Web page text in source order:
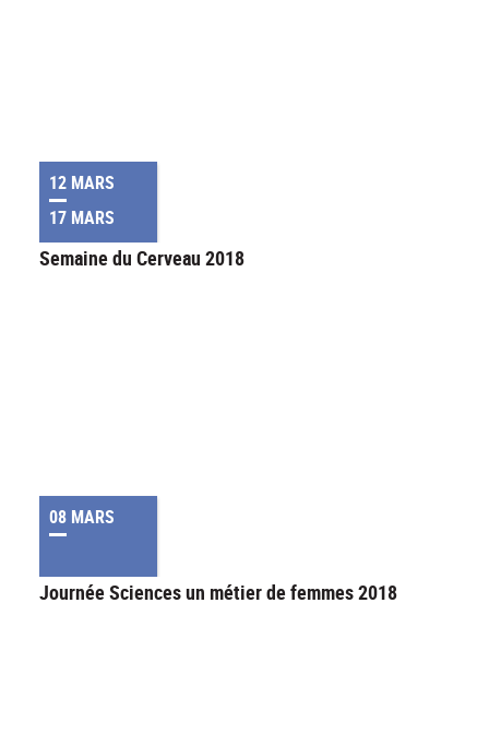
12 MARS
17 MARS
Semaine du Cerveau 2018
08 MARS
Journée Sciences un métier de femmes 2018